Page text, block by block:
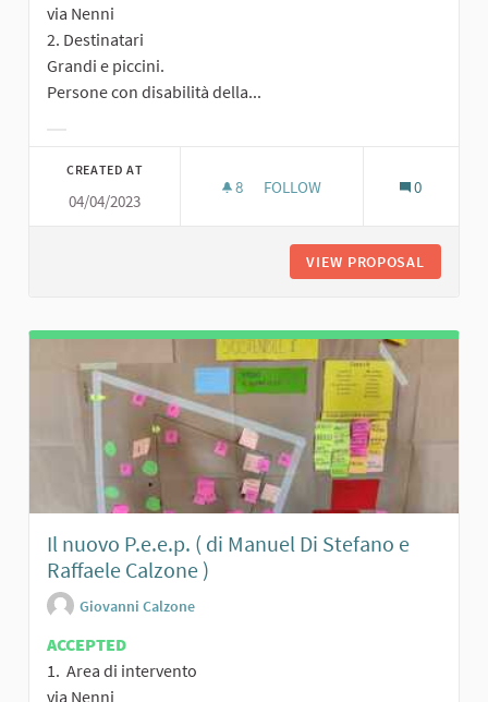
via Nenni
2. Destinatari
Grandi e piccini.
Persone con disabilità della...
CREATED AT
04/04/2023
8 8 FOLLOWERS
FOLLOW 0
VIEW PROPOSAL
Il nuovo P.e.e.p. ( di Manuel Di Stefano e
Raffaele Calzone )
Giovanni Calzone
ACCEPTED
1. Area di intervento
via Nenni